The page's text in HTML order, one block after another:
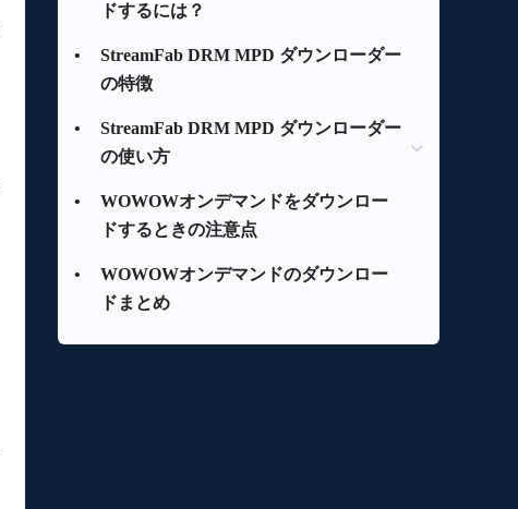
ドするには？
•
StreamFab DRM MPD ダウンローダー
の特徴
•
StreamFab DRM MPD ダウンローダー
の使い方
Step1
Step2
Step3
Step4
•
WOWOWオンデマンドをダウンロー
ドするときの注意点
•
WOWOWオンデマンドのダウンロー
ドまとめ